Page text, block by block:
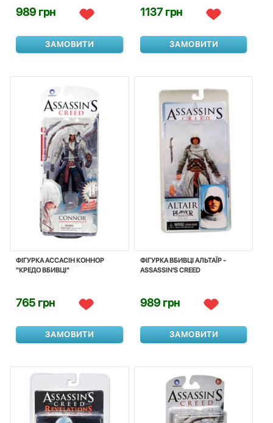
989 грн
ЗАМОВИТИ
1137 грн
ЗАМОВИТИ
ФІГУРКА АССАСІН КОННОР
"КРЕДО ВБИВЦІ"
765 грн
ЗАМОВИТИ
ФІГУРКА ВБИВЦІ АЛЬТАЇР -
ASSASSIN'S CREED
989 грн
ЗАМОВИТИ